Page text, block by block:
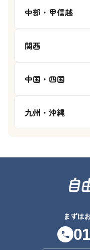
中部・甲信越
関西
中国・四国
九州・沖縄
まずは